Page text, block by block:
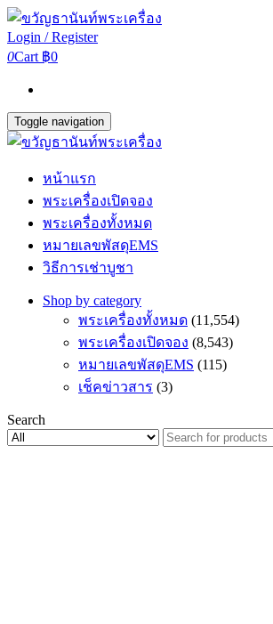
Login / Register
0Cart ฿0
Toggle navigation
หน้าแรก
พระเครื่องเปิดจอง
พระเครื่องทั้งหมด
หมายเลขพัสดุEMS
วิธีการเช่าบูชา
Shop by category
พระเครื่องทั้งหมด (11,554)
พระเครื่องเปิดจอง (8,543)
หมายเลขพัสดุEMS (115)
เช็คข่าวสาร (3)
Search